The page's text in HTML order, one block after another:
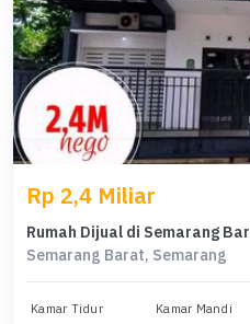
Rp 2,4 Miliar
Semarang Barat, Semarang
Kamar Tidur Kamar Mandi